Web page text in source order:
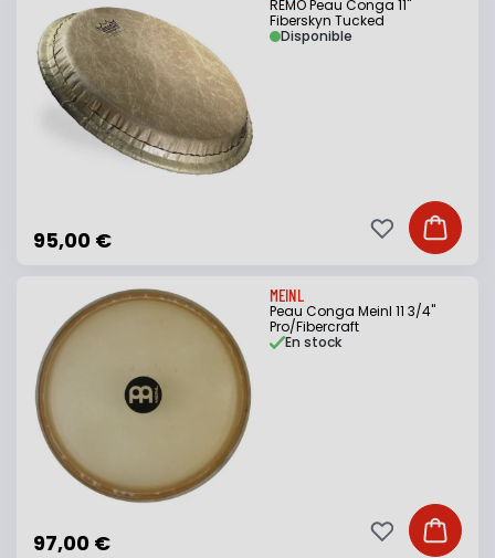
REMO Peau Conga 11"
Fiberskyn Tucked
95,00 €
Disponible
Ajouter
Ajouter à ma
MEINL
Peau Conga Meinl 11 3/4"
Pro/Fibercraft
97,00 €
En stock
Ajouter
Ajouter à ma